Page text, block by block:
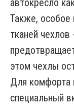
автокресло
Также, особое
тканей чехлов
этом чехлы
Для комфорта
специальный